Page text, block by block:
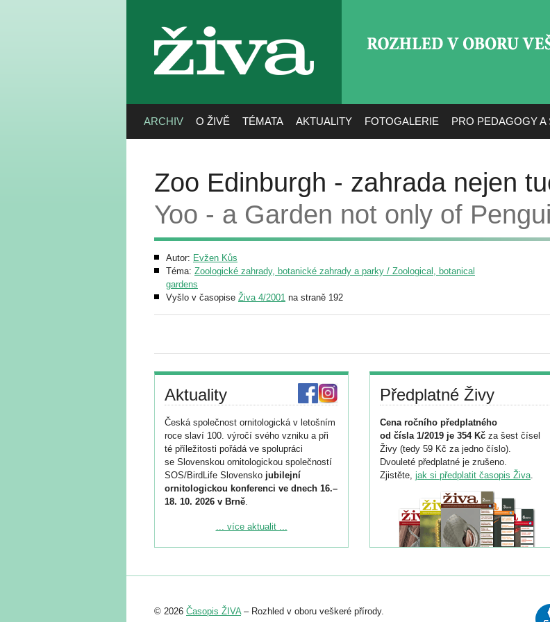
živa
ARCHIV O ŽIVĚ TÉMATA AKTUALITY FOTOGALERIE PRO PEDAGOGY A
Zoo Edinburgh - zahrada nejen
Yoo - a Garden not only of
Autor: Evžen Kůs
Téma: Zoologické zahrady, botanické zahrady a parky / Zoological, botanical
gardens
Vyšlo v časopise Živa 4/2001 na straně 192
Aktuality
Česká společnost ornitologická v letošním
roce slaví 100. výročí svého vzniku a při
té příležitosti pořádá ve spolupráci
se Slovenskou ornitologickou společností
SOS/BirdLife Slovensko jubilejní
ornitologickou konferenci ve dnech 16.–
18. 10. 2026 v Brně.
Podrobnější informace ke konferenci
Registrovat se můžete do 6. září.
abstraktu přihlášené přednášky nebo
... více aktualit ...
Předplatné Živy
Cena ročního předplatného
od čísla 1/2019 je 354 Kč za šest čísel
Živy (tedy 59 Kč za jedno číslo).
Dvouleté předplatné je zrušeno.
Zjistěte, jak si předplatit časopis Živa.
© 2026 Časopis ŽIVA– Rozhled v oboru veškeré přírody.